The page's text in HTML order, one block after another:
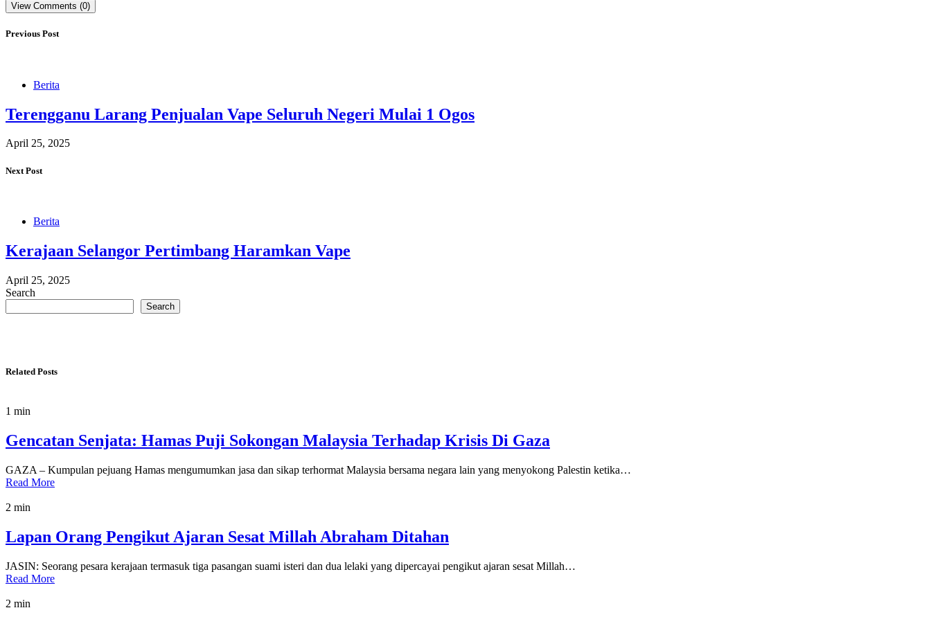
View Comments (0)
Previous Post
Berita
Terengganu Larang Penjualan Vape Seluruh Negeri Mulai 1 Ogos
April 25, 2025
Next Post
Berita
Kerajaan Selangor Pertimbang Haramkan Vape
April 25, 2025
Search
Search
Related Posts
1 min
Gencatan Senjata: Hamas Puji Sokongan Malaysia Terhadap Krisis Di Gaza
GAZA – Kumpulan pejuang Hamas mengumumkan jasa dan sikap terhormat Malaysia bersama negara lain yang menyokong Palestin ketika…
Read More
2 min
Lapan Orang Pengikut Ajaran Sesat Millah Abraham Ditahan
JASIN: Seorang pesara kerajaan termasuk tiga pasangan suami isteri dan dua lelaki yang dipercayai pengikut ajaran sesat Millah…
Read More
2 min